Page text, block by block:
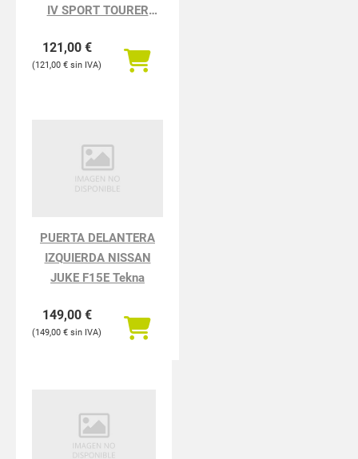
IV SPORT TOURER
121,00 €
121,00 €
PUERTA DELANTERA
IZQUIERDA NISSAN
JUKE F15E Tekna
149,00 €
149,00 €